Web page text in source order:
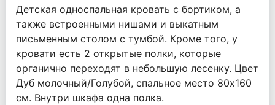
Детская односпальная кровать с бортиком, а
также встроенными нишами и выкатным
письменным столом с тумбой. Кроме того, у
кровати есть 2 открытые полки, которые
органично переходят в небольшую лесенку. Цвет
Дуб молочный/Голубой, спальное место 80х160
см. Внутри шкафа одна полка.